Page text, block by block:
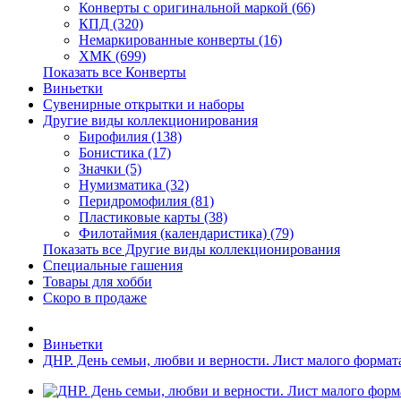
Конверты с оригинальной маркой (66)
КПД (320)
Немаркированные конверты (16)
ХМК (699)
Показать все Конверты
Виньетки
Сувенирные открытки и наборы
Другие виды коллекционирования
Бирофилия (138)
Бонистика (17)
Значки (5)
Нумизматика (32)
Перидромофилия (81)
Пластиковые карты (38)
Филотаймия (календаристика) (79)
Показать все Другие виды коллекционирования
Специальные гашения
Товары для хобби
Скоро в продаже
Виньетки
ДНР. День семьи, любви и верности. Лист малого